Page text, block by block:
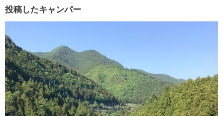
投稿したキャンパー